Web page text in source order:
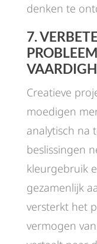
denken te
7.
Creatieve
moedigen
analytisch na
beslissingen
kleurgebruik
gezamenlijk
versterkt het
vermogen